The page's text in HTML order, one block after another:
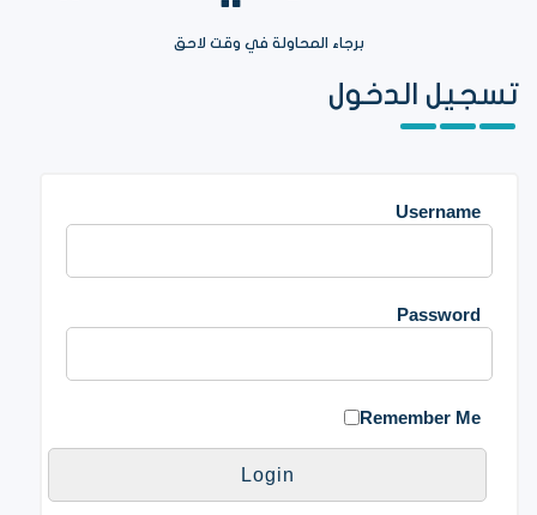
برجاء المحاولة في وقت لاحق
تسجيل الدخول
Username
Password
Remember Me